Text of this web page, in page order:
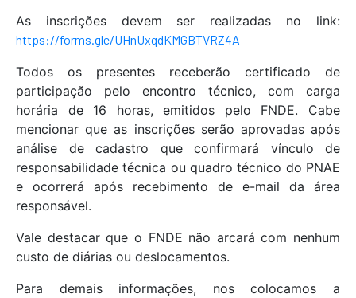
As inscrições devem ser realizadas no link:
https://forms.gle/UHnUxqdKMGBTVRZ4A
Todos os presentes receberão certificado de
participação pelo encontro técnico, com carga
horária de 16 horas, emitidos pelo FNDE. Cabe
mencionar que as inscrições serão aprovadas após
análise de cadastro que confirmará vínculo de
responsabilidade técnica ou quadro técnico do PNAE
e ocorrerá após recebimento de e-mail da área
responsável.
Vale destacar que o FNDE não arcará com nenhum
custo de diárias ou deslocamentos.
Para demais informações, nos colocamos a